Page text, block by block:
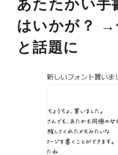
あたたかい手
はいかが？ →
と話題に